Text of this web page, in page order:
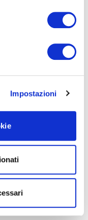
Impostazioni